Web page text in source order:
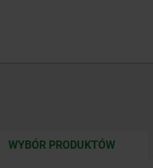
WYBÓR PRODUKTÓWCURRENT
CURRENT